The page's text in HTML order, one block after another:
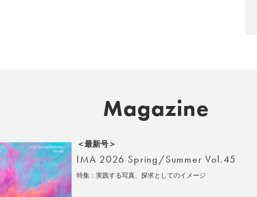
Magazine
＜最新号＞
IMA 2026 Spring/Summer Vol.45
特集：実践する写真、探求としてのイメージ